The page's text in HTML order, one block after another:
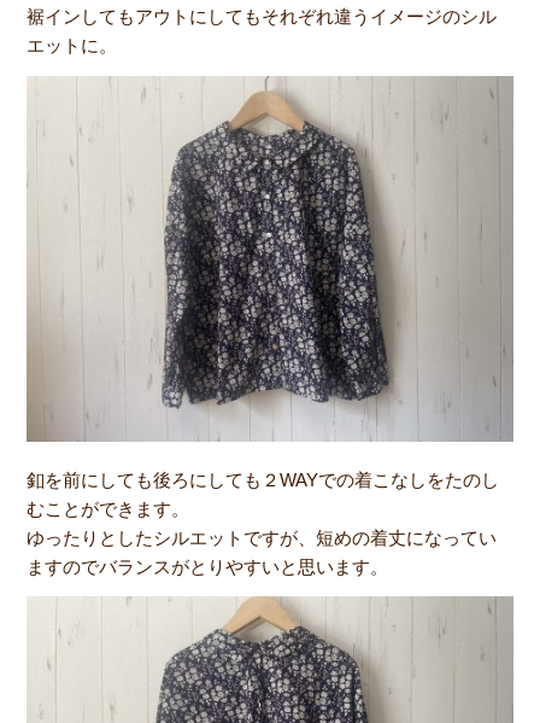
裾インしてもアウトにしてもそれぞれ違うイメージのシル
エットに。
釦を前にしても後ろにしても２WAYでの着こなしをたのし
むことができます。
ゆったりとしたシルエットですが、短めの着丈になってい
ますのでバランスがとりやすいと思います。